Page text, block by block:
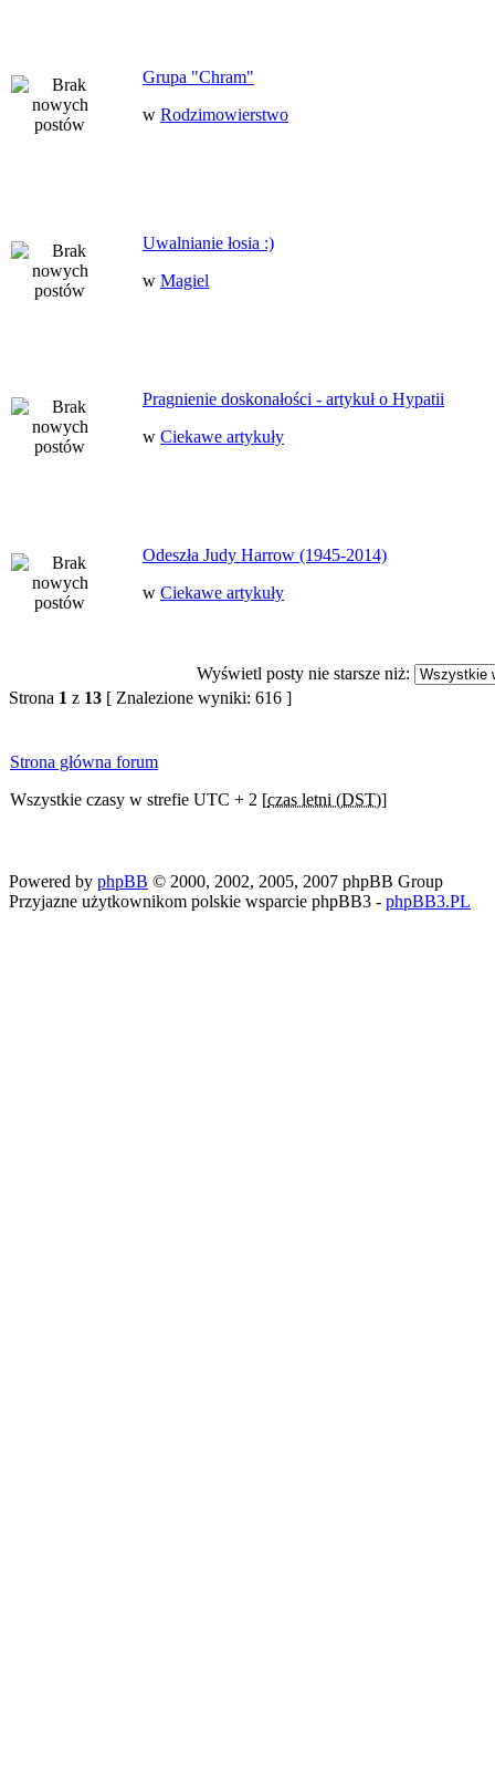
Grupa "Chram"
w Rodzimowierstwo
Uwalnianie łosia :)
w Magiel
Pragnienie doskonałości - artykuł o Hypatii
w Ciekawe artykuły
Odeszła Judy Harrow (1945-2014)
w Ciekawe artykuły
Wyświetl posty nie starsze niż:
Strona 1 z 13 [ Znalezione wyniki: 616 ]
Strona główna forum
Wszystkie czasy w strefie UTC + 2 [czas letni (DST)]
Powered by phpBB © 2000, 2002, 2005, 2007 phpBB Group
Przyjazne użytkownikom polskie wsparcie phpBB3 - phpBB3.PL